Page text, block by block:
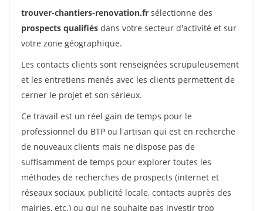
trouver-chantiers-renovation.fr sélectionne des
prospects qualifiés dans votre secteur d'activité et sur
votre zone géographique.
Les contacts clients sont renseignées scrupuleusement
et les entretiens menés avec les clients permettent de
cerner le projet et son sérieux.
Ce travail est un réel gain de temps pour le
professionnel du BTP ou l'artisan qui est en recherche
de nouveaux clients mais ne dispose pas de
suffisamment de temps pour explorer toutes les
méthodes de recherches de prospects (internet et
réseaux sociaux, publicité locale, contacts auprès des
mairies, etc.) ou qui ne souhaite pas investir trop